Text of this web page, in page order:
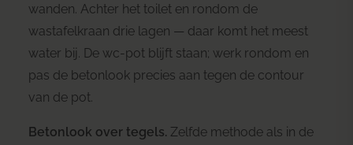
wanden. Achter het toilet en rondom de
wastafelkraan drie lagen — daar komt het meest
water bij. De wc-pot blijft staan; werk rondom en
pas de betonlook precies aan tegen de contour
van de pot.
Betonlook over tegels. Zelfde methode als in de